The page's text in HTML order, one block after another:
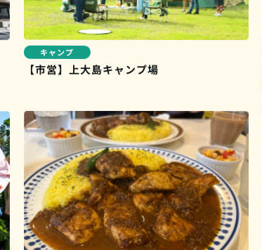
キャンプ
【市営】上大島キャンプ場